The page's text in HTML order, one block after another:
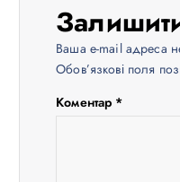
Ваша e-mail адреса
Обов’язкові поля
Коментар *